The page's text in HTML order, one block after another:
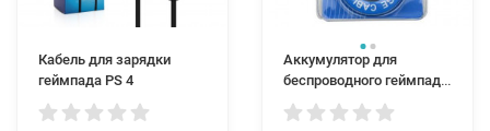
Кабель для зарядки
геймпада PS 4
Аккумулятор для
беспроводного геймпада
PS 4 Battery pack
(1000mAH)